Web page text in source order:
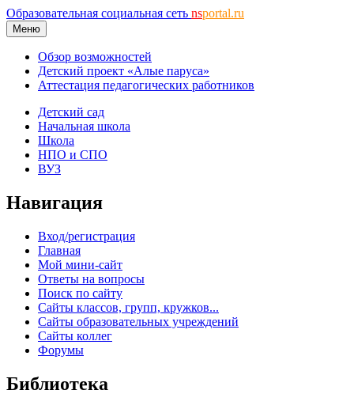
Образовательная социальная сеть nsportal.ru
Меню
Обзор возможностей
Детский проект «Алые паруса»
Аттестация педагогических работников
Детский сад
Начальная школа
Школа
НПО и СПО
ВУЗ
Навигация
Вход/регистрация
Главная
Мой мини-сайт
Ответы на вопросы
Поиск по сайту
Сайты классов, групп, кружков...
Сайты образовательных учреждений
Сайты коллег
Форумы
Библиотека